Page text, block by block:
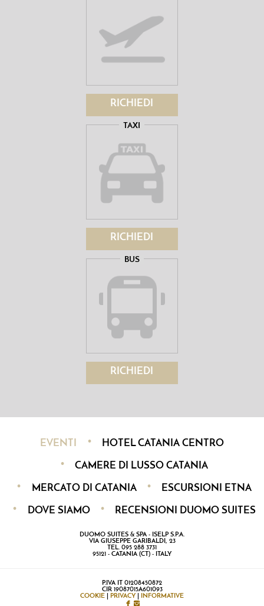
RICHIEDI
TAXI
RICHIEDI
BUS
RICHIEDI
EVENTI HOTEL CATANIA CENTRO
CAMERE DI LUSSO CATANIA
MERCATO DI CATANIA ESCURSIONI ETNA
DOVE SIAMO RECENSIONI DUOMO SUITES
DUOMO SUITES & SPA - ISELP S.P.A.
VIA GIUSEPPE GARIBALDI, 23
TEL. 095 288 3731
95121 - CATANIA (CT) - ITALY
P.IVA IT 01208450872
CIR 19087015A601093
COOKIE
PRIVACY INFORMATIVE